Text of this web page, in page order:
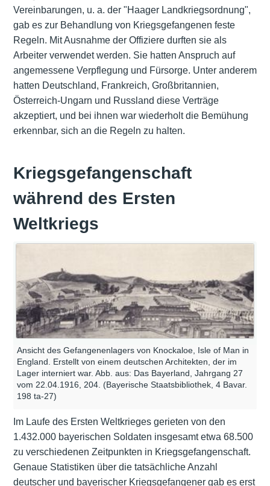
Vereinbarungen, u. a. der "Haager Landkriegsordnung",
gab es zur Behandlung von Kriegsgefangenen feste
Regeln. Mit Ausnahme der Offiziere durften sie als
Arbeiter verwendet werden. Sie hatten Anspruch auf
angemessene Verpflegung und Fürsorge. Unter anderem
hatten Deutschland, Frankreich, Großbritannien,
Österreich-Ungarn und Russland diese Verträge
akzeptiert, und bei ihnen war wiederholt die Bemühung
erkennbar, sich an die Regeln zu halten.
Kriegsgefangenschaft
während des Ersten
Weltkriegs
Ansicht des Gefangenenlagers von Knockaloe, Isle of Man in
England. Erstellt von einem deutschen Architekten, der im
Lager interniert war. Abb. aus: Das Bayerland, Jahrgang 27
vom 22.04.1916, 204. (Bayerische Staatsbibliothek, 4 Bavar.
198 ta-27)
Im Laufe des Ersten Weltkrieges gerieten von den
1.432.000 bayerischen Soldaten insgesamt etwa 68.500
zu verschiedenen Zeitpunkten in Kriegsgefangenschaft.
Genaue Statistiken über die tatsächliche Anzahl
deutscher und bayerischer Kriegsgefangener gab es erst